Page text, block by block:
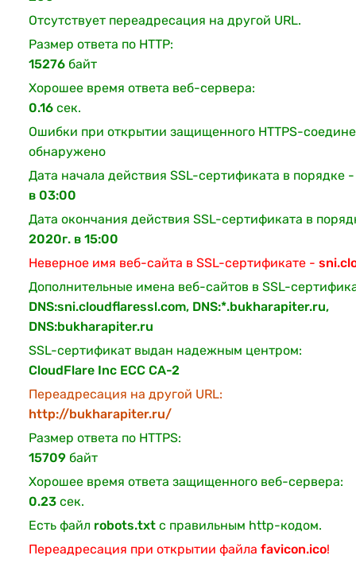
Отсутствует переадресация на другой URL.
Размер ответа по HTTP:
15276 байт
Хорошее время ответа веб-сервера:
0.16 сек.
Ошибки при открытии защищенного HTTPS-
обнаружено
Дата начала действия SSL-сертификата в порядке
в 03:00
Дата окончания действия SSL-сертификата в
2020г. в 15:00
Неверное имя веб-сайта в SSL-сертификате -
Дополнительные имена веб-сайтов в SSL-
DNS:sni.cloudflaressl.com, DNS:*.bukharapiter.ru,
DNS:bukharapiter.ru
SSL-сертификат выдан надежным центром:
CloudFlare Inc ECC CA-2
Переадресация на другой URL:
http://bukharapiter.ru/
Размер ответа по HTTPS:
15709 байт
Хорошее время ответа защищенного веб-сервера:
0.23 сек.
Есть файл robots.txt с правильным http-кодом.
Переадресация при открытии файла favicon.ico!